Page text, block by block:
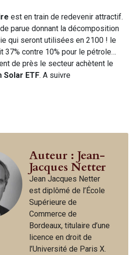
est en train de redevenir attractif.
parue donnant la décomposition
qui seront utilisées en 2100 ! le
37% contre 10% pour le pétrole…
de près le secteur achètent le
Solar ETF. A suivre
Auteur : Jean-
Jacques Netter
Jean Jacques Netter
est diplômé de l’École
Supérieure de
Commerce de
Bordeaux, titulaire d’une
licence en droit de
l’Université de Paris X.